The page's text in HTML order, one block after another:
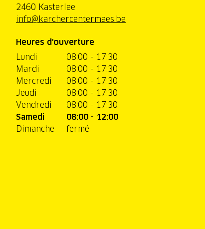
2460 Kasterlee
info@karchercentermaes.be
Heures d'ouverture
Lundi
08:00 - 17:30
Mardi
08:00 - 17:30
Mercredi
08:00 - 17:30
Jeudi
08:00 - 17:30
Vendredi
08:00 - 17:30
Samedi
08:00 - 12:00
Dimanche
fermé